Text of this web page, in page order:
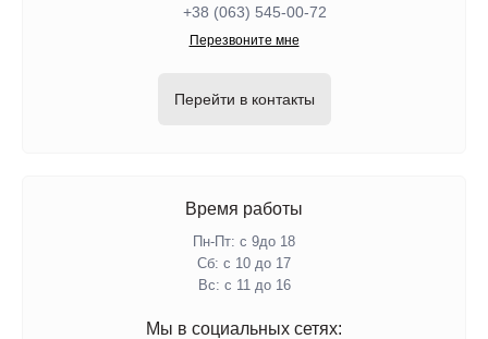
+38 (063) 545-00-72
Перезвоните мне
Перейти в контакты
Время работы
Пн-Пт: с 9до 18
Сб: с 10 до 17
Вс: с 11 до 16
Мы в социальных сетях: